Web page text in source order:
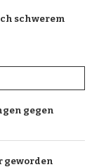
schwerem
gegen
geworden